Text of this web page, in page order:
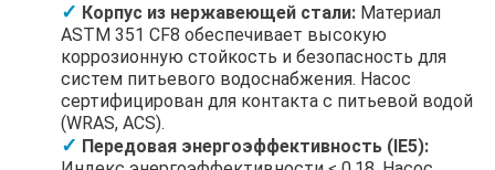
Корпус из нержавеющей стали: Материал
ASTM 351 CF8 обеспечивает высокую
коррозионную стойкость и безопасность для
систем питьевого водоснабжения. Насос
сертифицирован для контакта с питьевой водой
(WRAS, ACS).
Передовая энергоэффективность (IE5):